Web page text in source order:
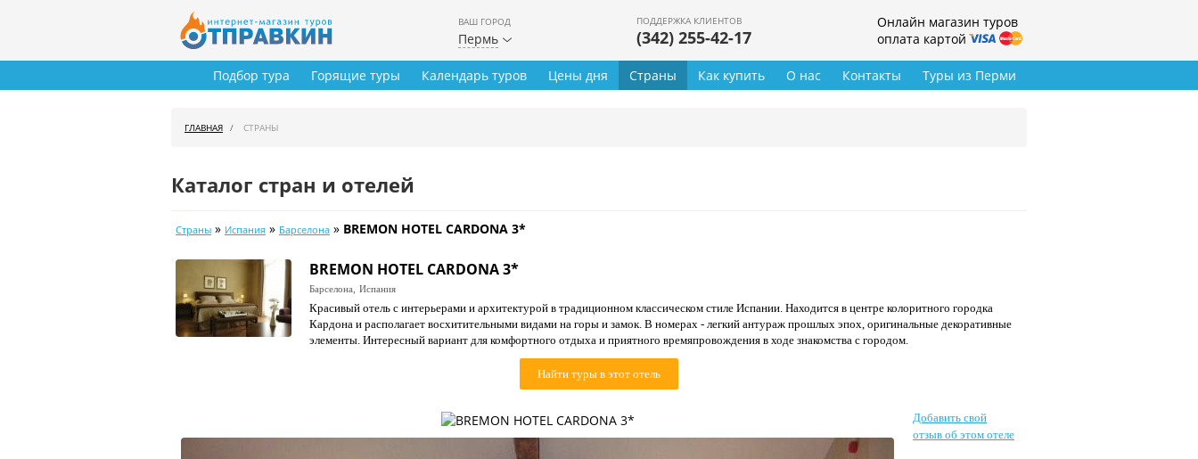
ВАШ ГОРОД
Пермь
ПОДДЕРЖКА КЛИЕНТОВ
(342) 255-42-17
Онлайн магазин туров
оплата картой
Туры из Перми
Подбор тура Горящие туры Календарь туров Цены дня Страны Как купить О нас Контакты
ГЛАВНАЯ СТРАНЫ
Каталог стран и отелей
Страны » Испания » Барселона » BREMON HOTEL CARDONA 3*
BREMON HOTEL CARDONA 3*
Барселона, Испания
Красивый отель с интерьерами и архитектурой в традиционном классическом стиле Испании. Находится в центре колоритного городка
Кардона и располагает восхитительными видами на горы и замок. В номерах - легкий антураж прошлых эпох, оригинальные декоративные
элементы. Интересный вариант для комфортного отдыха и приятного времяпровождения в ходе знакомства с городом.
Найти туры в этот отель
Добавить свой
отзыв об этом отеле